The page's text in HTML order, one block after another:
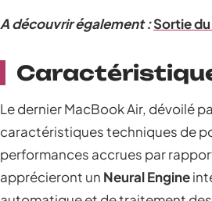
A découvrir également :Sortie
Le dernier MacBook Air, dévoilé
caractéristiques techniques de
performances accrues par
apprécieront un Neural Engine